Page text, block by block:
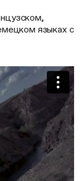
языках с